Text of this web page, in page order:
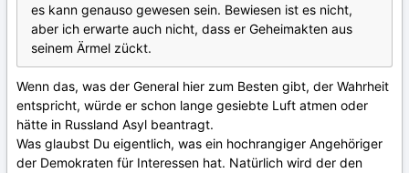
es kann genauso gewesen sein. Bewiesen ist es nicht,
aber ich erwarte auch nicht, dass er Geheimakten aus
seinem Ärmel zückt.
Wenn das, was der General hier zum Besten gibt, der Wahrheit
entspricht, würde er schon lange gesiebte Luft atmen oder
hätte in Russland Asyl beantragt.
Was glaubst Du eigentlich, was ein hochrangiger Angehöriger
der Demokraten für Interessen hat. Natürlich wird der den